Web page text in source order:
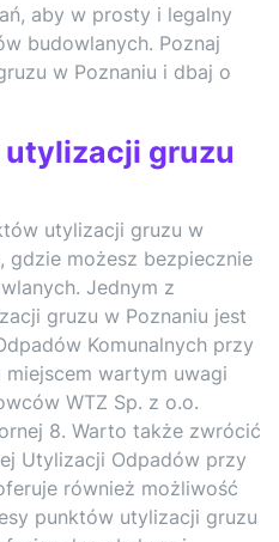
aby w prosty i legalny
budowlanych. Poznaj
w Poznaniu i dbaj o
gruzu
utylizacji gruzu w
gdzie możesz bezpiecznie
Jednym z
gruzu w Poznaniu jest
Komunalnych przy
miejscem wartym uwagi
WTZ Sp. z o.o.
8. Warto także zwrócić
Utylizacji Odpadów przy
również możliwość
punktów utylizacji gruzu